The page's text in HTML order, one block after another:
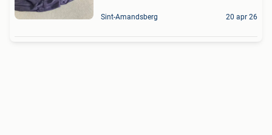
Sint-Amandsberg 20 apr 26